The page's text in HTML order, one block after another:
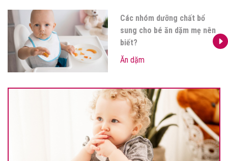
Đồ ăn dặm cho bé: Mẹ cần
sắm gì khi bé bước vào giai
đoạn ăn dặm?
Ăn dặm